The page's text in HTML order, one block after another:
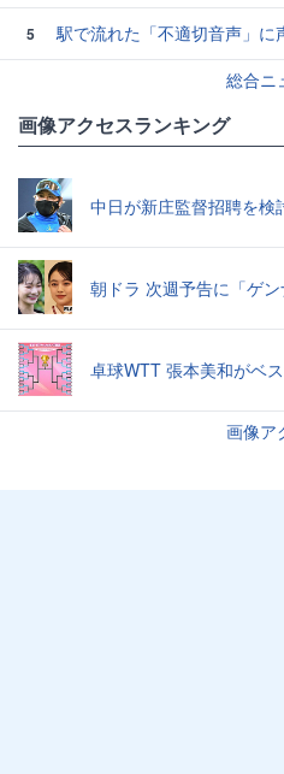
5
駅で流れた「不適切音声」に
総合ニ
画像アクセスランキング
中日が新庄監督招聘を検
朝ドラ 次週予告に「ゲン
卓球WTT 張本美和がベ
画像ア